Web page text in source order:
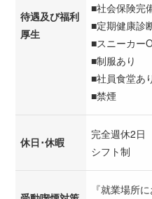
待遇及び福利
厚生
■社会保険完
■定期健康診
■スニーカー
■制服あり
■社員食堂あ
■禁煙
休日･休暇
完全週休2日
シフト制
『就業場所